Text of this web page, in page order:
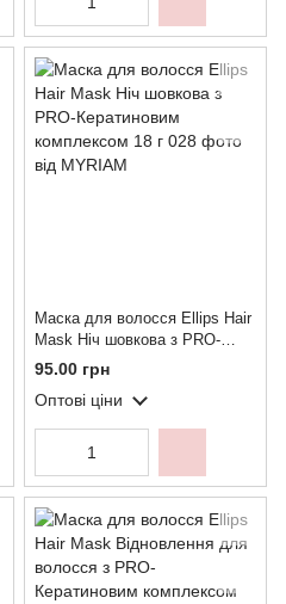
Маска для волосся Ellips Hair
Mask Ніч шовкова з PRO-
Кератиновим комплексом 18 г
95.00 грн
Оптові ціни